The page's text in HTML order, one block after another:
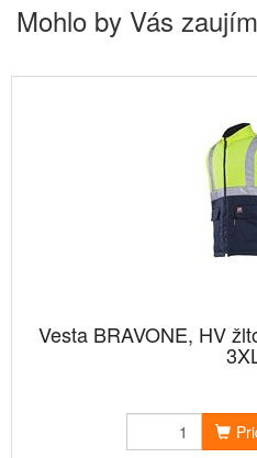
Mohlo by Vás
Vesta BRAVONE, HV